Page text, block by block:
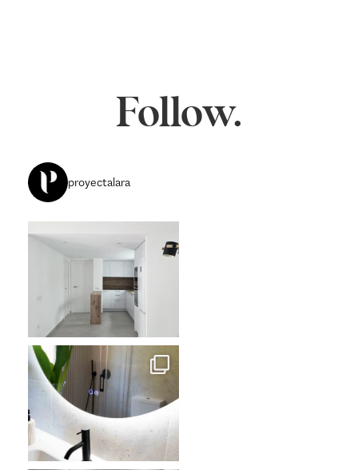
Follow.
proyectalara